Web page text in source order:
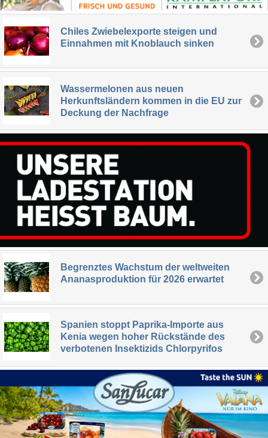
Chiles Zwiebelexporte steigen und
Einnahmen mit Knoblauch sinken
Wassermelonen aus neuen
Herkunftsländern kommen in die EU zur
Deckung der Nachfrage
Begrenztes Wachstum der weltweiten
Ananasproduktion für 2026 erwartet
Spanien stoppt Paprika-Importe aus
Kenia wegen hoher Rückstände des
verbotenen Insektizids Chlorpyrifos